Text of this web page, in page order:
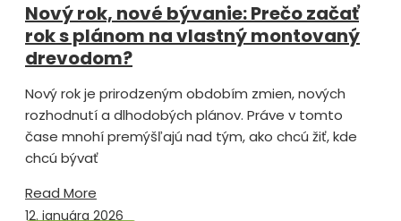
Nový rok, nové bývanie: Prečo začať
rok s plánom na vlastný montovaný
drevodom?
Nový rok je prirodzeným obdobím zmien, nových
rozhodnutí a dlhodobých plánov. Práve v tomto
čase mnohí premýšľajú nad tým, ako chcú žiť, kde
chcú bývať
Read More
12. januára 2026